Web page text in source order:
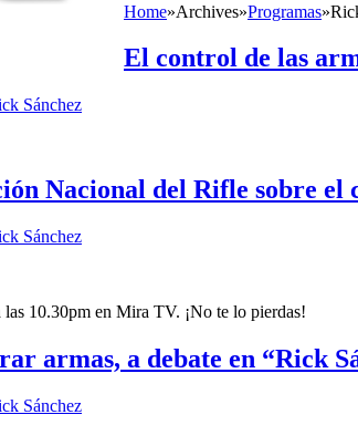
Home»Archives»Programas»
El control de las
Sánchez
Nacional del Rifle sobre el
Sánchez
10.30pm en Mira TV. ¡No te lo pierdas!
armas, a debate en “Rick
Sánchez